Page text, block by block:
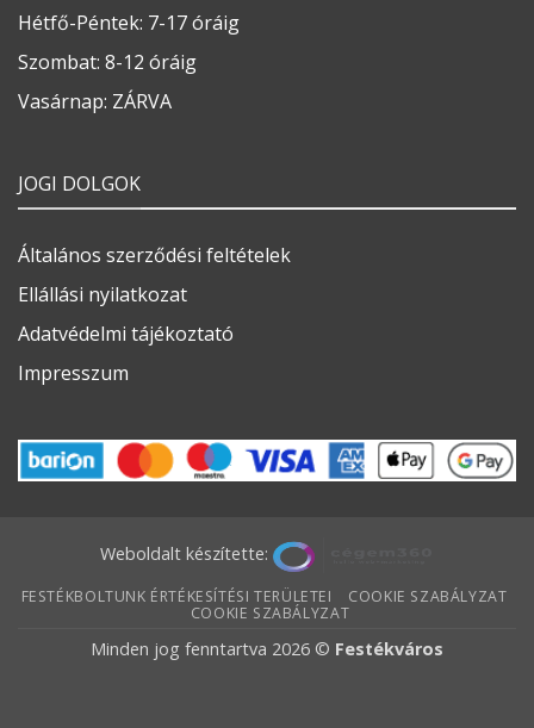
Hétfő-Péntek: 7-17 óráig
Szombat: 8-12 óráig
Vasárnap: ZÁRVA
JOGI DOLGOK
Általános szerződési feltételek
Ellállási nyilatkozat
Adatvédelmi tájékoztató
Impresszum
Weboldalt készítette:
FESTÉKBOLTUNK ÉRTÉKESÍTÉSI TERÜLETEI
COOKIE SZABÁLYZAT
COOKIE SZABÁLYZAT
Minden jog fenntartva 2026 © Festékváros